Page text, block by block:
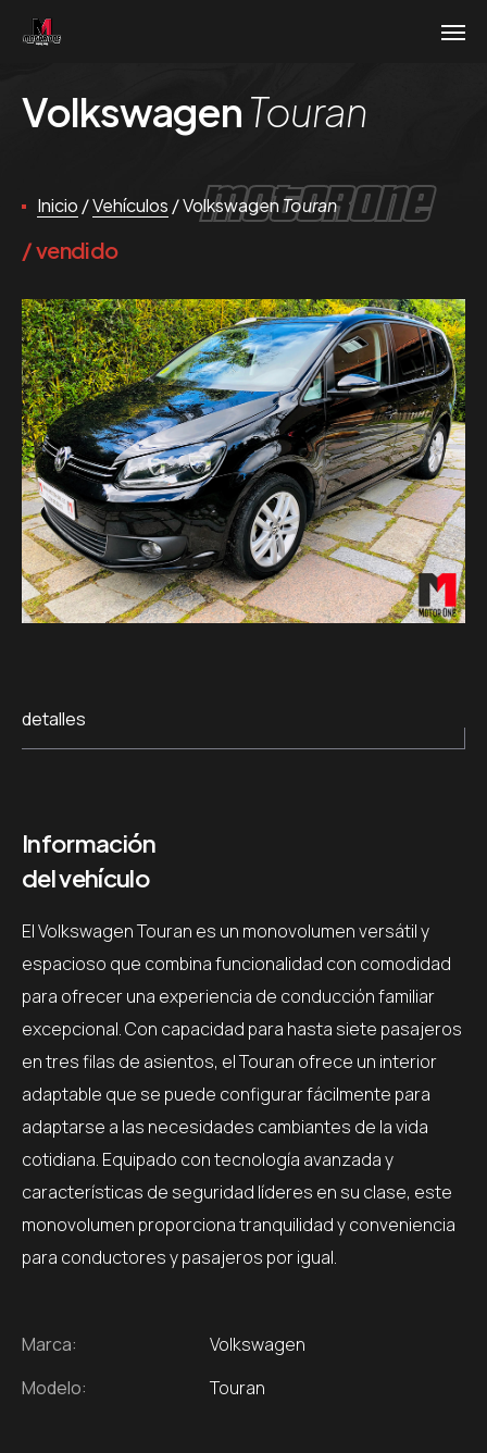
Volkswagen Touran
Inicio /Vehículos /VolkswagenTouran
MotorOne
vendido
detalles
Información
del vehículo
El Volkswagen Touran es un monovolumen versátil y
espacioso que combina funcionalidad con comodidad
para ofrecer una experiencia de conducción familiar
excepcional. Con capacidad para hasta siete pasajeros
en tres filas de asientos, el Touran ofrece un interior
adaptable que se puede configurar fácilmente para
adaptarse a las necesidades cambiantes de la vida
cotidiana. Equipado con tecnología avanzada y
características de seguridad líderes en su clase, este
monovolumen proporciona tranquilidad y conveniencia
para conductores y pasajeros por igual.
Marca:
Volkswagen
Modelo:
Touran